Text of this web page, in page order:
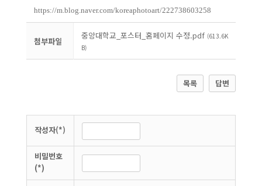
https://m.blog.naver.com/koreaphotoart/222738603258
첨부파일
중앙대학교_포스터_홈페이지 수정.pdf (613.6K
B)
목록 답변
작성자(*)
비밀번호
(*)